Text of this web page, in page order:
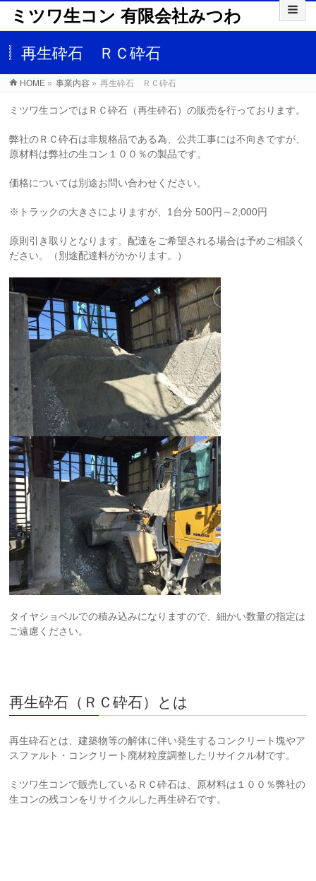
ミツワ生コン 有限会社みつわ
再生砕石 ＲＣ砕石
HOME » 事業内容 » 再生砕石 ＲＣ砕石
ミツワ生コンではＲＣ砕石（再生砕石）の販売を行っております。
弊社のＲＣ砕石は非規格品である為、公共工事には不向きですが、
原材料は弊社の生コン１００％の製品です。
価格については別途お問い合わせください。
※トラックの大きさによりますが、1台分 500円～2,000円
原則引き取りとなります。配達をご希望される場合は予めご相談く
ださい。（別途配達料がかかります。）
タイヤショベルでの積み込みになりますので、細かい数量の指定は
ご遠慮ください。
再生砕石（ＲＣ砕石）とは
再生砕石とは、建築物等の解体に伴い発生するコンクリート塊やア
スファルト・コンクリート廃材粒度調整したリサイクル材です。
ミツワ生コンで販売しているＲＣ砕石は、原材料は１００％弊社の
生コンの残コンをリサイクルした再生砕石です。